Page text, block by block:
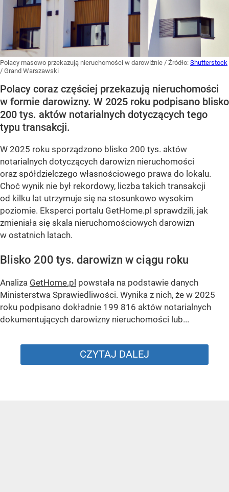
Polacy masowo przekazują nieruchomości w darowiźnie / Źródło: Shutterstock
/ Grand Warszawski
Polacy coraz częściej przekazują nieruchomości
w formie darowizny. W 2025 roku podpisano blisko
200 tys. aktów notarialnych dotyczących tego
typu transakcji.
W 2025 roku sporządzono blisko 200 tys. aktów
notarialnych dotyczących darowizn nieruchomości
oraz spółdzielczego własnościowego prawa do lokalu.
Choć wynik nie był rekordowy, liczba takich transakcji
od kilku lat utrzymuje się na stosunkowo wysokim
poziomie. Eksperci portalu GetHome.pl sprawdzili, jak
zmieniała się skala nieruchomościowych darowizn
w ostatnich latach.
Blisko 200 tys. darowizn w ciągu roku
Analiza GetHome.pl powstała na podstawie danych
Ministerstwa Sprawiedliwości. Wynika z nich, że w 2025
roku podpisano dokładnie 199 816 aktów notarialnych
dokumentujących darowizny nieruchomości lub...
CZYTAJ DALEJ